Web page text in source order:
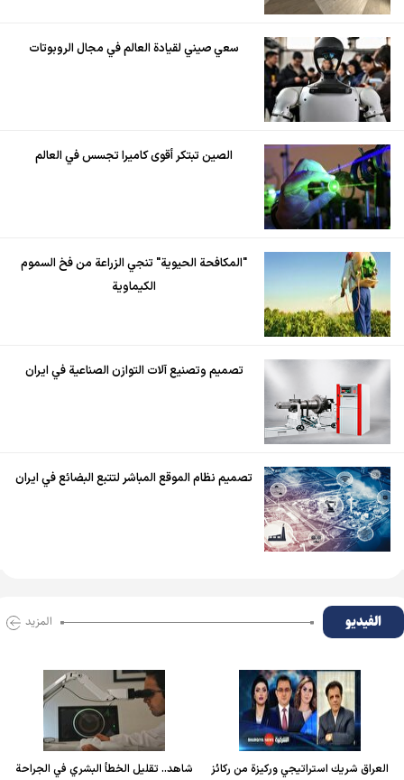
سعي صيني لقيادة العالم في مجال الروبوتات
الصين تبتكر أقوى كاميرا تجسس في العالم
"المكافحة الحيوية" تنجي الزراعة من فخ السموم
الكيماوية
تصميم وتصنيع آلات التوازن الصناعية في ايران
تصميم نظام الموقع المباشر لتتبع البضائع في ايران
الفیدیو المزید
العراق شريك استراتيجي وركيزة من ركائز شاهد.. تقليل الخطأ البشري في الجراحة